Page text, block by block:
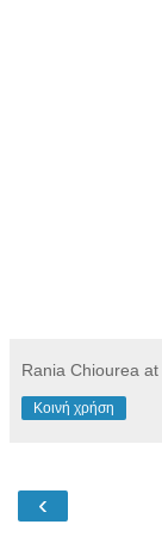
Rania Chiourea at
Κοινή χρήση
‹